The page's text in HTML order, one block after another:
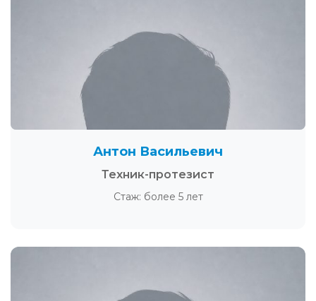
Антон Васильевич
Техник-протезист
Стаж: более 5 лет